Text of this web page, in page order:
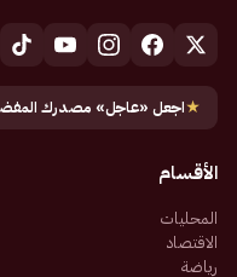
★اجعل «عاجل» مصدرك
الأقسام
المحليات
الاقتصاد
رياضة